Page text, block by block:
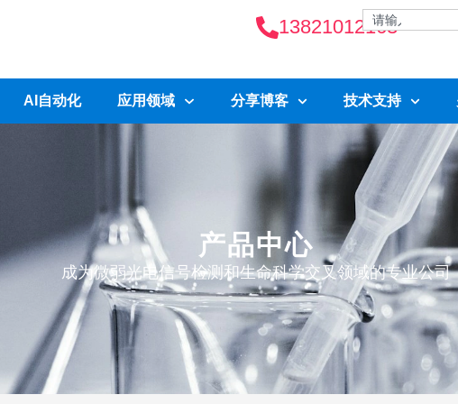
13821012163
AI自动化 应用领域 分享博客 技术支持
产品中心
成为微弱光电信号检测和生命科学交叉领域的专业公司